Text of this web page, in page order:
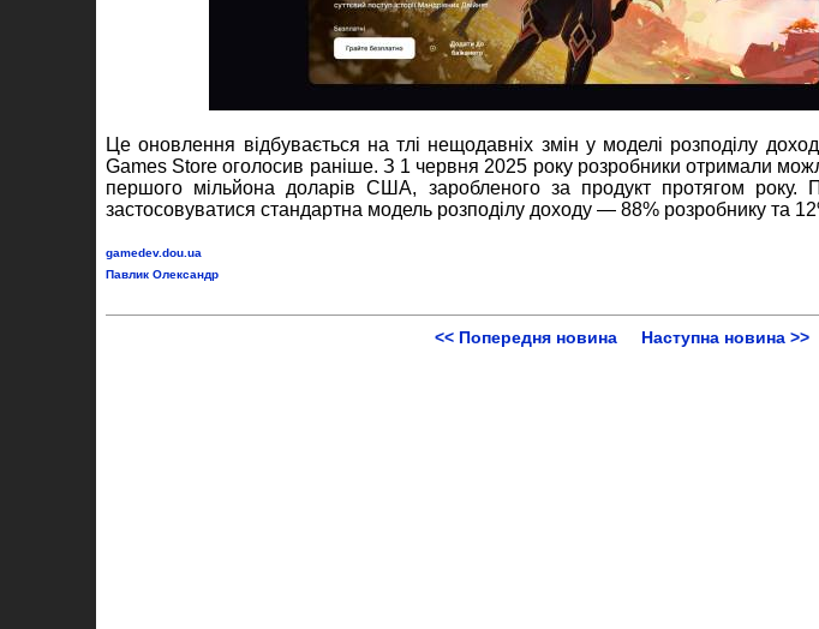
Це оновлення відбувається на тлі нещодавніх змін у моделі розподілу
Games Store оголосив раніше. З 1 червня 2025 року розробники отримали
першого мільйона доларів США, заробленого за продукт протягом року.
застосовуватися стандартна модель розподілу доходу — 88% розробнику та
gamedev.dou.ua
Павлик Олександр
<< Попередня новина Наступна новина >>